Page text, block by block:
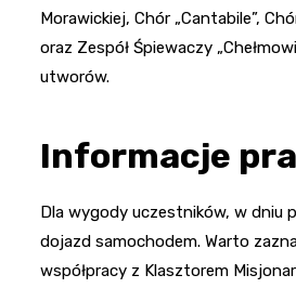
Morawickiej, Chór „Cantabile”,
oraz Zespół Śpiewaczy
utworów.
Informacje
Dla wygody uczestników, w dniu
dojazd samochodem. Warto
współpracy z Klasztorem